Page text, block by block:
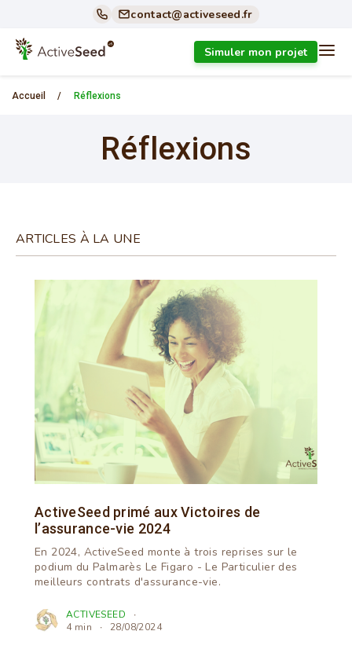
contact@activeseed.fr
Simuler mon projet
Accueil / Réflexions
Réflexions
ARTICLES À LA UNE
ActiveSeed primé aux Victoires de
l’assurance-vie 2024
En 2024, ActiveSeed monte à trois reprises sur le
podium du Palmarès Le Figaro - Le Particulier des
meilleurs contrats d'assurance-vie.
ACTIVESEED
4 min
28/08/2024